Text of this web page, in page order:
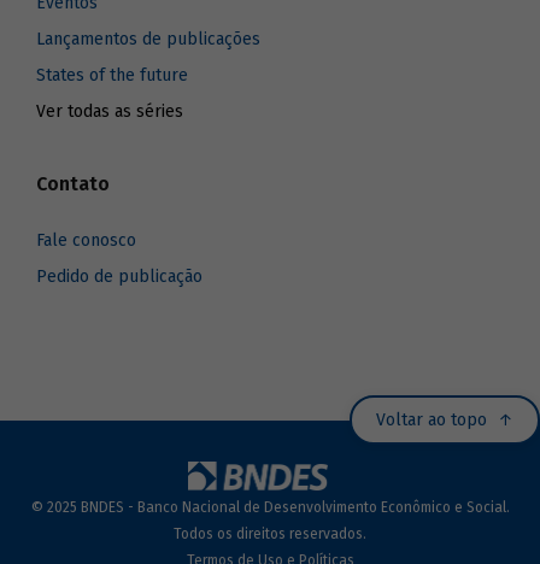
Lançamentos de publicações
States of the future
Ver todas as séries
Contato
Fale conosco
Pedido de publicação
Voltar ao topo
© 2025 BNDES - Banco Nacional de Desenvolvimento Econômico e Social.
Todos os direitos reservados.
Termos de Uso e Políticas